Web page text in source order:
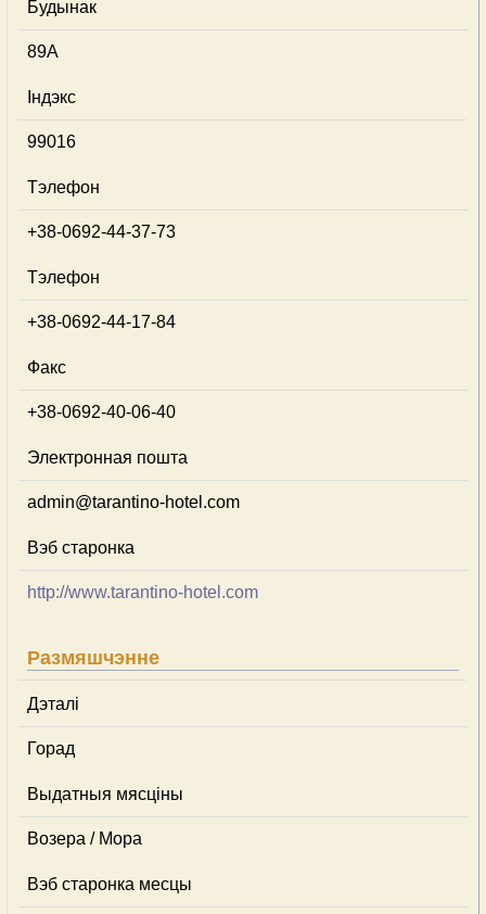
Будынак
89А
Індэкс
99016
Тэлефон
+38-0692-44-37-73
Тэлефон
+38-0692-44-17-84
Факс
+38-0692-40-06-40
Электронная пошта
admin@tarantino-hotel.com
Вэб старонка
http://www.tarantino-hotel.com
Размяшчэнне
Дэталі
Горад
Выдатныя мясціны
Возера / Мора
Вэб старонка месцы